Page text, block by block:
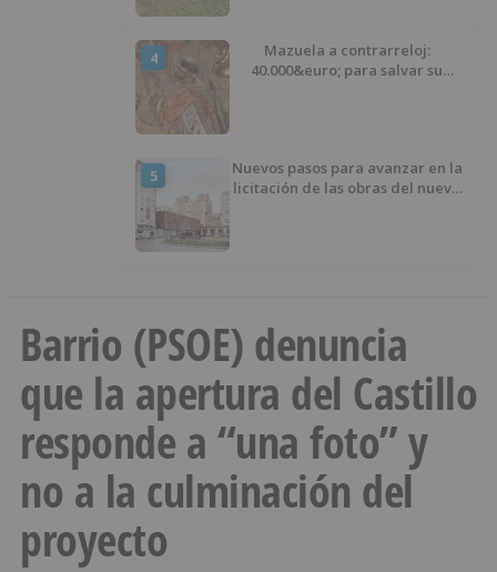
4
Mazuela a contrarreloj:
40.000&euro; para salvar su
5
Nuevos pasos para avanzar en la
licitación de las obras del nuevo
Barrio (PSOE) denuncia
que la apertura del Castillo
responde a “una foto” y
no a la culminación del
proyecto